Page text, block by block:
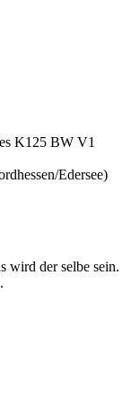
K125 BW V1
Edersee)
wird der selbe sein.